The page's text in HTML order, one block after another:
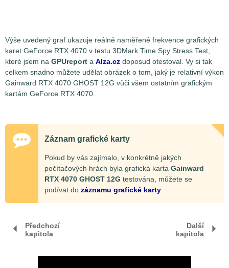
Výše uvedený graf ukazuje reálně naměřené frekvence grafických
karet GeForce RTX 4070 v testu 3DMark Time Spy Stress Test,
které jsem na GPUreport a Alza.cz doposud otestoval. Vy si tak
celkem snadno můžete udělat obrázek o tom, jaký je relativní výkon
Gainward RTX 4070 GHOST 12G vůči všem ostatním grafickým
kartám GeForce RTX 4070.
Záznam grafické karty
Pokud by vás zajímalo, v konkrétně jakých
počítačových hrách byla grafická karta Gainward
RTX 4070 GHOST 12G testována, můžete se
podívat do záznamu grafické karty
Předchozí
kapitola
Další
kapitola